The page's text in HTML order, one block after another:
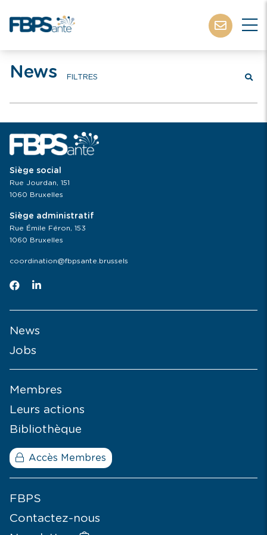
News FILTRES
Siège social
Rue Jourdan, 151
1060 Bruxelles
Siège administratif
Rue Émile Féron, 153
1060 Bruxelles
coordination@fbpsante.brussels
News
Jobs
Membres
Leurs actions
Bibliothèque
Accès Membres
FBPS
Contactez-nous